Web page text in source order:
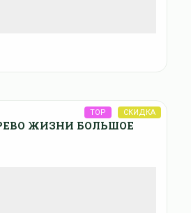
ЖИЗНИ БОЛЬШОЕ